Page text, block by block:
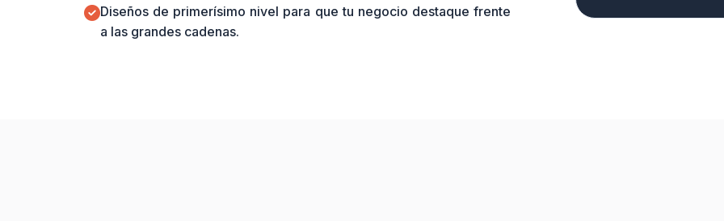
Diseños de primerísimo nivel para que tu negocio destaque frente
a las grandes cadenas.